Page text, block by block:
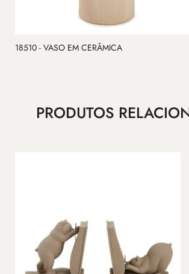
18510 - VASO EM CERÂMICA
PRODUTOS